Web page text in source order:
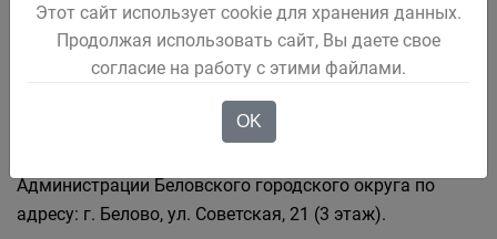
слушаний:
Собрание участников публичных слушаний будет
Администрации Беловского городского округа по
адресу: г. Белово, ул. Советская, 21 (3 этаж).
Этот сайт использует cookie для хранения данных.
Продолжая использовать сайт, Вы даете свое
согласие на работу с этими файлами.
OK